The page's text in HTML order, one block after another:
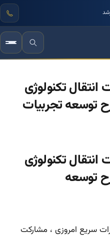
انتقال تکنولوژی
توسعه تجربیات
انتقال تکنولوژی
توسعه
سریع امروزی ، مشارکت